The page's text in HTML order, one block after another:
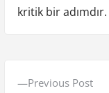
kritik bir adımdır.
Previous PostP